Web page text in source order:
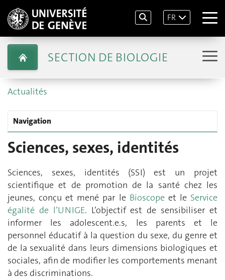
FR
SECTION DE BIOLOGIE
Actualités
Navigation
Sciences, sexes, identités
Sciences, sexes, identités (SSI) est un projet
scientifique et de promotion de la santé chez les
jeunes, conçu et mené par le Bioscope et le Service
égalité de l’UNIGE. L’objectif est de sensibiliser et
informer les adolescent.e.s, les parents et le
personnel éducatif à la question du sexe, du genre et
de la sexualité dans leurs dimensions biologiques et
sociales, afin de modifier les comportements menant
à des discriminations.